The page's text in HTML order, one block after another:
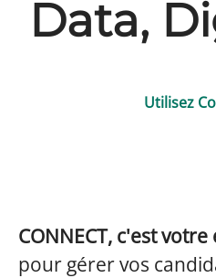
Data,
Utilisez
CONNECT, c'est
pour gérer vos